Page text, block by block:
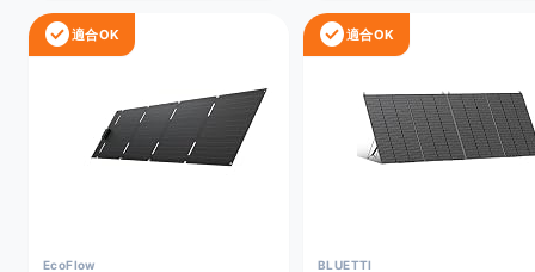
check_circle適合OK
EcoFlow
check_circle適合OK
BLUETTI